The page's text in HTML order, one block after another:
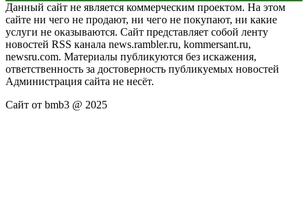
Данный сайт не является коммерческим проектом. На этом
сайте ни чего не продают, ни чего не покупают, ни какие
услуги не оказываются. Сайт представляет собой ленту
новостей RSS канала news.rambler.ru, kommersant.ru,
newsru.com. Материалы публикуются без искажения,
ответственность за достоверность публикуемых новостей
Администрация сайта не несёт.
Сайт от bmb3 @ 2025